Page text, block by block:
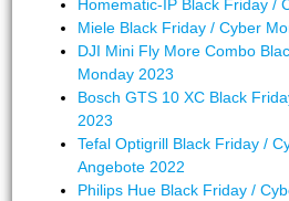
Homematic-IP Black Friday /
Miele Black Friday / Cyber
DJI Mini Fly More Combo
Monday 2023
Bosch GTS 10 XC Black
2023
Tefal Optigrill Black Friday /
Angebote 2022
Philips Hue Black Friday /